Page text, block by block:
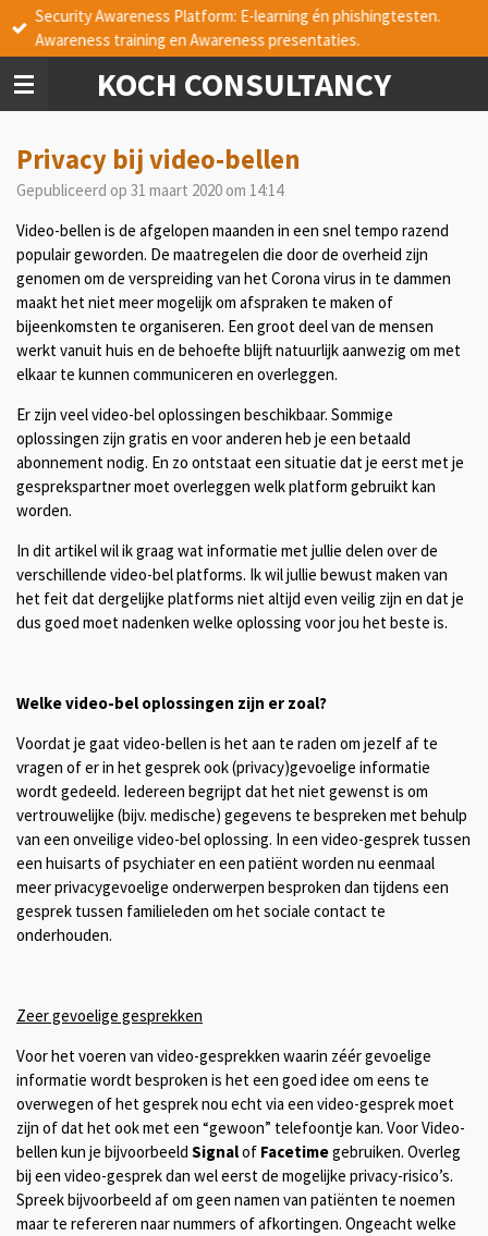
Ga
direct
de
hoofdinhoud
KOCH CONSULTANCY
Security Awareness Platform: E-learning én phishingtesten.
Awareness training en Awareness presentaties.
Privacy bij video-bellen
Gepubliceerd op 31 maart 2020 om 14:14
Video-bellen is de afgelopen maanden in een snel tempo razend
populair geworden. De maatregelen die door de overheid zijn
genomen om de verspreiding van het Corona virus in te dammen
maakt het niet meer mogelijk om afspraken te maken of
bijeenkomsten te organiseren. Een groot deel van de mensen
werkt vanuit huis en de behoefte blijft natuurlijk aanwezig om met
elkaar te kunnen communiceren en overleggen.
Er zijn veel video-bel oplossingen beschikbaar. Sommige
oplossingen zijn gratis en voor anderen heb je een betaald
abonnement nodig. En zo ontstaat een situatie dat je eerst met je
gesprekspartner moet overleggen welk platform gebruikt kan
worden.
In dit artikel wil ik graag wat informatie met jullie delen over de
verschillende video-bel platforms. Ik wil jullie bewust maken van
het feit dat dergelijke platforms niet altijd even veilig zijn en dat je
dus goed moet nadenken welke oplossing voor jou het beste is.
Welke video-bel oplossingen zijn er zoal?
Voordat je gaat video-bellen is het aan te raden om jezelf af te
vragen of er in het gesprek ook (privacy)gevoelige informatie
wordt gedeeld. Iedereen begrijpt dat het niet gewenst is om
vertrouwelijke (bijv. medische) gegevens te bespreken met behulp
van een onveilige video-bel oplossing. In een video-gesprek tussen
een huisarts of psychiater en een patiënt worden nu eenmaal
meer privacygevoelige onderwerpen besproken dan tijdens een
gesprek tussen familieleden om het sociale contact te
onderhouden.
Zeer gevoelige gesprekken
Voor het voeren van video-gesprekken waarin zéér gevoelige
informatie wordt besproken is het een goed idee om eens te
overwegen of het gesprek nou echt via een video-gesprek moet
zijn of dat het ook met een “gewoon” telefoontje kan. Voor Video-
bellen kun je bijvoorbeeld Signalof Facetimegebruiken. Overleg
bij een video-gesprek dan wel eerst de mogelijke privacy-risico’s.
Spreek bijvoorbeeld af om geen namen van patiënten te noemen
maar te refereren naar nummers of afkortingen. Ongeacht welke